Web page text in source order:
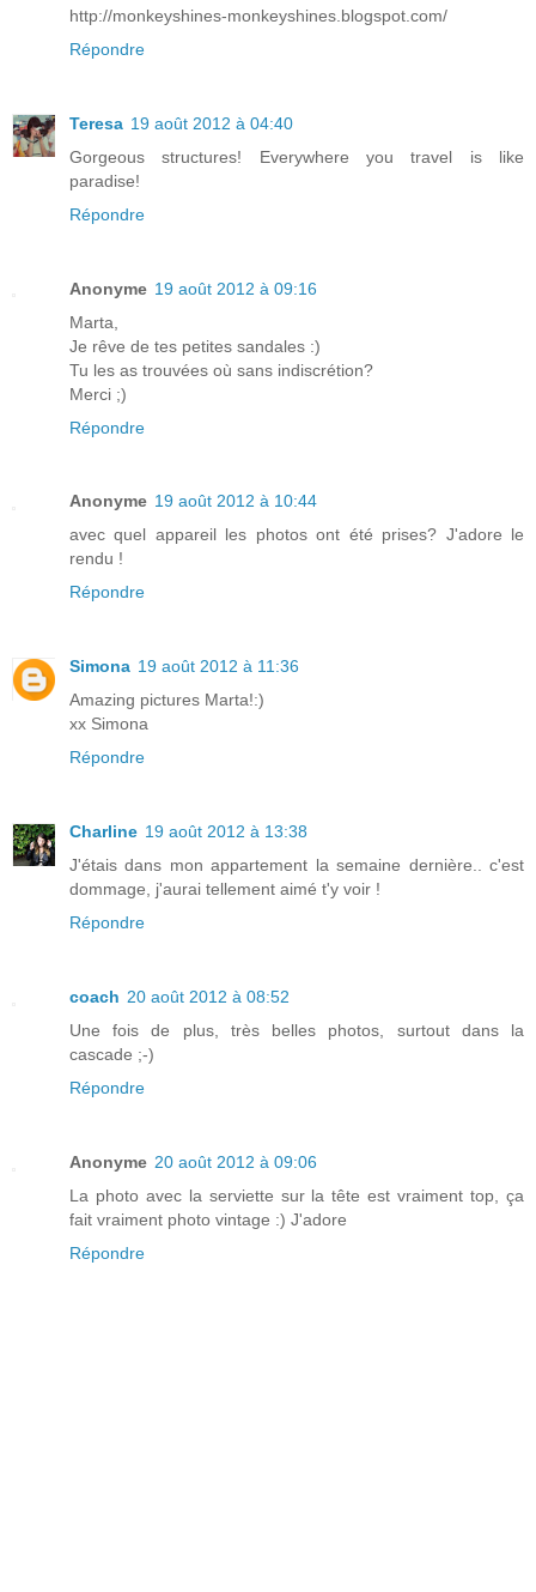
http://monkeyshines-monkeyshines.blogspot.com/
Répondre
Teresa 19 août 2012 à 04:40
Gorgeous structures! Everywhere you travel is like
paradise!
Répondre
Anonyme 19 août 2012 à 09:16
Marta,
Je rêve de tes petites sandales :)
Tu les as trouvées où sans indiscrétion?
Merci ;)
Répondre
Anonyme 19 août 2012 à 10:44
avec quel appareil les photos ont été prises? J'adore le
rendu !
Répondre
Simona 19 août 2012 à 11:36
Amazing pictures Marta!:)
xx Simona
Répondre
Charline 19 août 2012 à 13:38
J'étais dans mon appartement la semaine dernière.. c'est
dommage, j'aurai tellement aimé t'y voir !
Répondre
coach 20 août 2012 à 08:52
Une fois de plus, très belles photos, surtout dans la
cascade ;-)
Répondre
Anonyme 20 août 2012 à 09:06
La photo avec la serviette sur la tête est vraiment top, ça
fait vraiment photo vintage :) J'adore
Répondre